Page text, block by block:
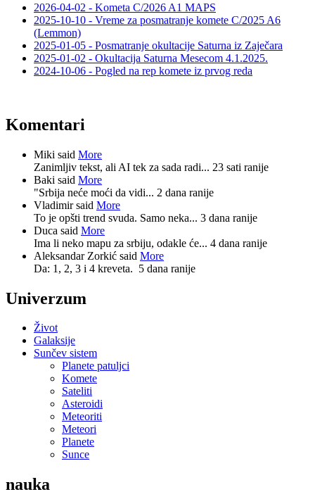
2026-04-02 - Kometa C/2026 A1 MAPS
2025-10-10 - Vreme za posmatranje komete C/2025 A6
(Lemmon)
2025-01-05 - Posmatranje okultacije Saturna iz Zaječara
2025-01-02 - Okultacija Saturna Mesecom 4.1.2025.
2024-10-06 - Pogled na rep komete iz prvog reda
Komentari
Miki said More
Zanimljiv tekst, ali AI tek za sada radi... 23 sati ranije
Baki said More
"Srbija neće moći da vidi... 2 dana ranije
Vladimir said More
To je opšti trend svuda. Samo neka... 3 dana ranije
Duca said More
Ima li neko mapu za srbiju, odakle će... 4 dana ranije
Aleksandar Zorkić said More
Da: 1, 2, 3 i 4 kreveta. 5 dana ranije
Univerzum
Život
Galaksije
Sunčev sistem
Planete patuljci
Komete
Sateliti
Asteroidi
Meteoriti
Meteori
Planete
Sunce
nauka